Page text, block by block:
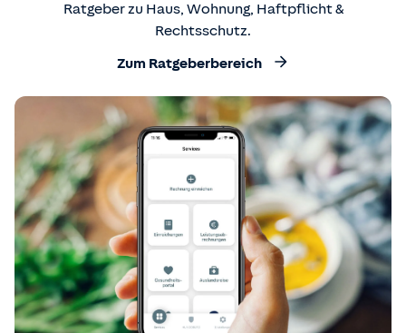
Ratgeber zu Haus, Wohnung, Haftpflicht &
Rechtsschutz.
Zum Ratgeberbereich